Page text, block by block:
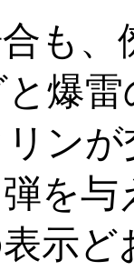
も、
爆
ン
を
示